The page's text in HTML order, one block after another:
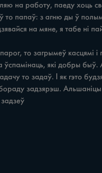
то папаў: з агню ды ў
задзеў